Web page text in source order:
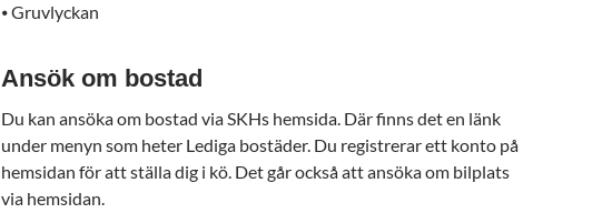
⦁ Gruvlyckan
Ansök om bostad
Du kan ansöka om bostad via SKHs hemsida. Där finns det en länk
under menyn som heter Lediga bostäder. Du registrerar ett konto på
hemsidan för att ställa dig i kö. Det går också att ansöka om bilplats
via hemsidan.